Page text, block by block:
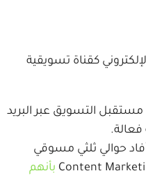
كقناة تسويقية
التسويق عبر البريد
فعالة.
أفاد حوالي ثلثي مسوقي
بأنهم